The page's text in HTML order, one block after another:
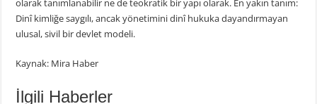
olarak tanımlanabilir ne de teokratik bir yapı olarak. En yakın tanım:
Dinî kimliğe saygılı, ancak yönetimini dinî hukuka dayandırmayan
ulusal, sivil bir devlet modeli.
Kaynak: Mira Haber
İlgili Haberler